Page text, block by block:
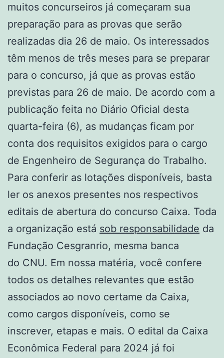
muitos concurseiros já começaram sua
preparação para as provas que serão
realizadas dia 26 de maio. Os interessados
têm menos de três meses para se preparar
para o concurso, já que as provas estão
previstas para 26 de maio. De acordo com a
publicação feita no Diário Oficial desta
quarta-feira (6), as mudanças ficam por
conta dos requisitos exigidos para o cargo
de Engenheiro de Segurança do Trabalho.
Para conferir as lotações disponíveis, basta
ler os anexos presentes nos respectivos
editais de abertura do concurso Caixa. Toda
a organização está sob responsabilidade da
Fundação Cesgranrio, mesma banca
do CNU. Em nossa matéria, você confere
todos os detalhes relevantes que estão
associados ao novo certame da Caixa,
como cargos disponíveis, como se
inscrever, etapas e mais. O edital da Caixa
Econômica Federal para 2024 já foi